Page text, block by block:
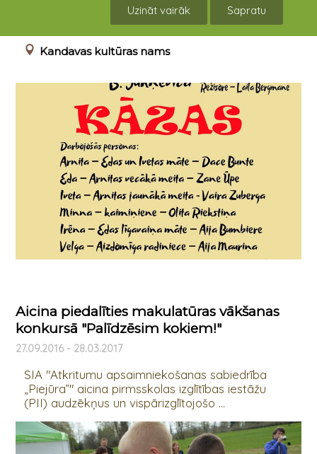
Uzināt vairāk Sapratu
Vandzenes TN Izrāde "Kāzas"
Kandavas kultūras nams
Aicina piedalīties makulatūras vākšanas
konkursā "Palīdzēsim kokiem!"
27.09.2016 - 28.03.2017
SIA "Atkritumu apsaimniekošanas sabiedrība
„Piejūra”" aicina pirmsskolas izglītības iestāžu
(PII) audzēkņus un vispārizglītojošo ...